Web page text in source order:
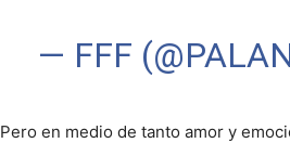
— FFF
Pero en medio de tanto amor y